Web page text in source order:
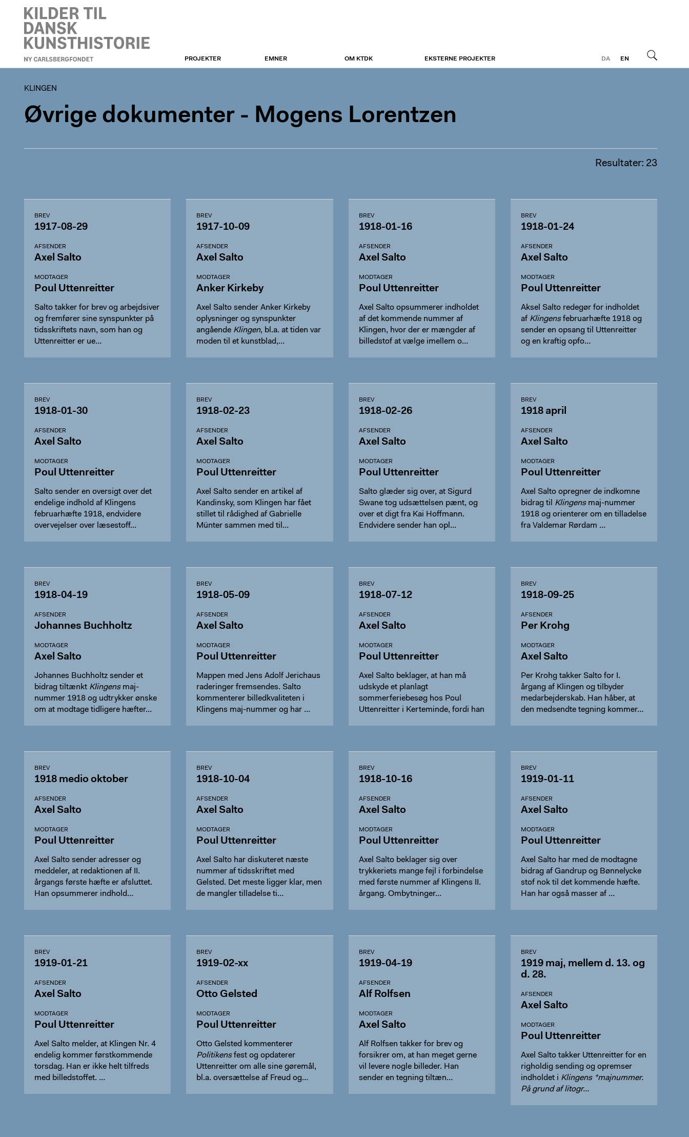
KLINGEN
DA
EN
PROJEKTER EMNER OM KTDK EKSTERNE PROJEKTER
KLINGEN
Øvrige dokumenter - Mogens Lorentzen
Resultater: 23
BREV
1917-08-29
AFSENDER
Axel Salto
MODTAGER
Poul Uttenreitter
Salto takker for brev og arbejdsiver
og fremfører sine synspunkter på
tidsskriftets navn, som han og
Uttenreitter er ue…
BREV
1917-10-09
AFSENDER
Axel Salto
MODTAGER
Anker Kirkeby
Axel Salto sender Anker Kirkeby
oplysninger og synspunkter
angående Klingen, bl.a. at tiden var
moden til et kunstblad,…
BREV
1918-01-16
AFSENDER
Axel Salto
MODTAGER
Poul Uttenreitter
Axel Salto opsummerer indholdet
af det kommende nummer af
Klingen, hvor der er mængder af
billedstof at vælge imellem o…
BREV
1918-01-24
AFSENDER
Axel Salto
MODTAGER
Poul Uttenreitter
Aksel Salto redegør for indholdet
af Klingensfebruarhæfte 1918 og
sender en opsang til Uttenreitter
og en kraftig opfo…
BREV
1918-01-30
AFSENDER
Axel Salto
MODTAGER
Poul Uttenreitter
Salto sender en oversigt over det
endelige indhold af Klingens
februarhæfte 1918, endvidere
overvejelser over læsestoff…
BREV
1918-02-23
AFSENDER
Axel Salto
MODTAGER
Poul Uttenreitter
Axel Salto sender en artikel af
Kandinsky, som Klingen har fået
stillet til rådighed af Gabrielle
Münter sammen med til…
BREV
1918-02-26
AFSENDER
Axel Salto
MODTAGER
Poul Uttenreitter
Salto glæder sig over, at Sigurd
Swane tog udsættelsen pænt, og
over et digt fra Kai Hoffmann.
Endvidere sender han opl…
BREV
1918 april
AFSENDER
Axel Salto
MODTAGER
Poul Uttenreitter
Axel Salto opregner de indkomne
bidrag til Klingensmaj-nummer
1918 og orienterer om en tilladelse
fra Valdemar Rørdam …
BREV
1918-04-19
AFSENDER
Johannes Buchholtz
MODTAGER
Axel Salto
Johannes Buchholtz sender et
bidrag tiltænkt Klingensmaj-
nummer 1918 og udtrykker ønske
om at modtage tidligere hæfter…
BREV
1918-05-09
AFSENDER
Axel Salto
MODTAGER
Poul Uttenreitter
Mappen med Jens Adolf Jerichaus
raderinger fremsendes. Salto
kommenterer billedkvaliteten i
Klingens maj-nummer og har …
BREV
1918-07-12
AFSENDER
Axel Salto
MODTAGER
Poul Uttenreitter
Axel Salto beklager, at han må
udskyde et planlagt
sommerferiebesøg hos Poul
Uttenreitter i Kerteminde, fordi han
BREV
1918-09-25
AFSENDER
Per Krohg
MODTAGER
Axel Salto
Per Krohg takker Salto for I.
årgang af Klingen og tilbyder
medarbejderskab. Han håber, at
den medsendte tegning kommer…
BREV
1918 medio oktober
AFSENDER
Axel Salto
MODTAGER
Poul Uttenreitter
Axel Salto sender adresser og
meddeler, at redaktionen af II.
årgangs første hæfte er afsluttet.
Han opsummerer indhold…
BREV
1918-10-04
AFSENDER
Axel Salto
MODTAGER
Poul Uttenreitter
Axel Salto har diskuteret næste
nummer af tidsskriftet med
Gelsted. Det meste ligger klar, men
de mangler tilladelse ti…
BREV
1918-10-16
AFSENDER
Axel Salto
MODTAGER
Poul Uttenreitter
Axel Salto beklager sig over
trykkeriets mange fejl i forbindelse
med første nummer af Klingens II.
årgang. Ombytninger…
BREV
1919-01-11
AFSENDER
Axel Salto
MODTAGER
Poul Uttenreitter
Axel Salto har med de modtagne
bidrag af Gandrup og Bønnelycke
stof nok til det kommende hæfte.
Han har også masser af …
BREV
1919-01-21
AFSENDER
Axel Salto
MODTAGER
Poul Uttenreitter
Axel Salto melder, at Klingen Nr. 4
endelig kommer førstkommende
torsdag. Han er ikke helt tilfreds
med billedstoffet. …
BREV
1919-02-xx
AFSENDER
Otto Gelsted
MODTAGER
Poul Uttenreitter
Otto Gelsted kommenterer
Politikensfest og opdaterer
Uttenreitter om alle sine gøremål,
bl.a. oversættelse af Freud og…
BREV
1919-04-19
AFSENDER
Alf Rolfsen
MODTAGER
Axel Salto
Alf Rolfsen takker for brev og
forsikrer om, at han meget gerne
vil levere nogle billeder. Han
sender en tegning tiltæn…
BREV
1919 maj, mellem d. 13. og
d. 28.
AFSENDER
Axel Salto
MODTAGER
Poul Uttenreitter
Axel Salto takker Uttenreitter for en
righoldig sending og opremser
indholdet i Klingens *majnummer.
På grund af litogr…